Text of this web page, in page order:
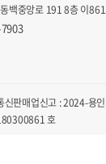
백중앙로 191 8층 이
신판매업신고 : 2024-용
호